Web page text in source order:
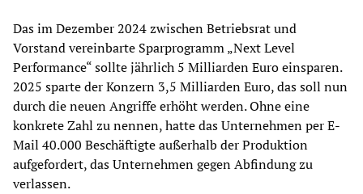
Das im Dezember 2024 zwischen Betriebsrat und
Vorstand vereinbarte Sparprogramm „Next Level
Performance“ sollte jährlich 5 Milliarden Euro einsparen.
2025 sparte der Konzern 3,5 Milliarden Euro, das soll nun
durch die neuen Angriffe erhöht werden. Ohne eine
konkrete Zahl zu nennen, hatte das Unternehmen per E-
Mail 40.000 Beschäftigte außerhalb der Produktion
aufgefordert, das Unternehmen gegen Abfindung zu
verlassen.